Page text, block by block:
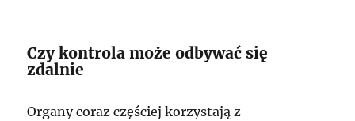
Czy kontrola może odbywać się
zdalnie
Organy coraz częściej korzystają z